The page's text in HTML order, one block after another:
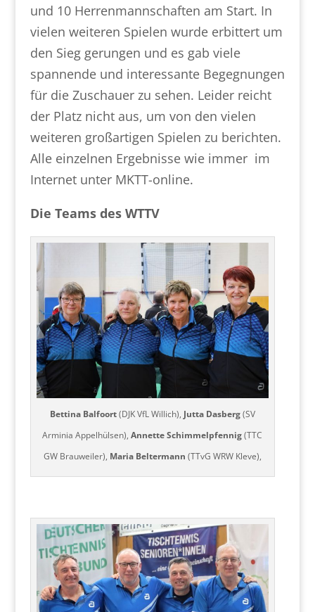
und 10 Herrenmannschaften am Start. In
vielen weiteren Spielen wurde erbittert um
den Sieg gerungen und es gab viele
spannende und interessante Begegnungen
für die Zuschauer zu sehen. Leider reicht
der Platz nicht aus, um von den vielen
weiteren großartigen Spielen zu berichten.
Alle einzelnen Ergebnisse wie immer im
Internet unter MKTT-online.
Die Teams des WTTV
Bettina Balfoort(DJK VfL Willich), Jutta Dasberg(SV
Arminia Appelhülsen),Annette Schimmelpfennig(TTC
GW Brauweiler), Maria Beltermann (TTvG WRW Kleve),